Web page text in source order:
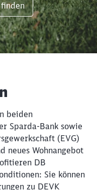
beiden
Sparda-Bank sowie
(EVG)
neues Wohnangebot
DB
Sie können
zu DEVK